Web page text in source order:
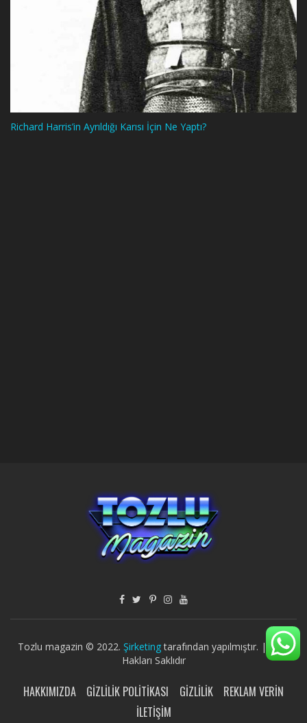
Richard Harris’in Ayrıldığı Karısı İçin Ne Yaptı?
Tozlu magazin © 2022. Şirketingtarafından yapılmıştır. | Tüm
Hakları Saklıdır
HAKKIMIZDA GIZLILIK POLITIKASI GIZLILIK
REKLAM VERIN
İLETIŞIM